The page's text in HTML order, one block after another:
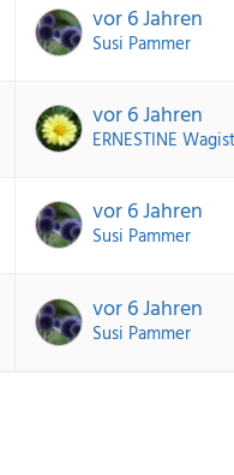
vor 6 Jahren
Susi Pammer
vor 6 Jahren
ERNESTINE Wagist
vor 6 Jahren
Susi Pammer
vor 6 Jahren
Susi Pammer